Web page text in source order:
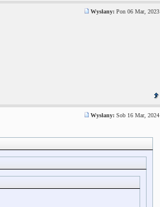
Wysłany:Pon 06 Mar, 2023
Wysłany:Sob 16 Mar, 2024